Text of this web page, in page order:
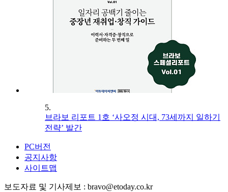
5.
브라보 리포트 1호 ‘사오정 시대, 73세까지 일하기
전략’ 발간
PC버전
공지사항
사이트맵
보도자료 및 기사제보 : bravo@etoday.co.kr